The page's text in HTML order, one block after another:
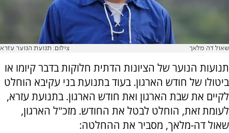
שאול דה מלאך צילום: תנועת הנוער עזרא
תנועות הנוער של הציונות הדתית חלוקות בדבר קיומו או
ביטולו של חודש הארגון. בעוד בתנועת בני עקיבא הוחלט
לקיים את שבת הארגון ואת חודש הארגון. בתנועת עזרא,
לעומת זאת, הוחלט לבטל את החודש. מזכ"ל הארגון,
שאול דה-מלאך, מסביר את ההחלטה: